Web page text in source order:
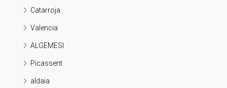
Catarroja
Valencia
ALGEMESI
Picassent
aldaia